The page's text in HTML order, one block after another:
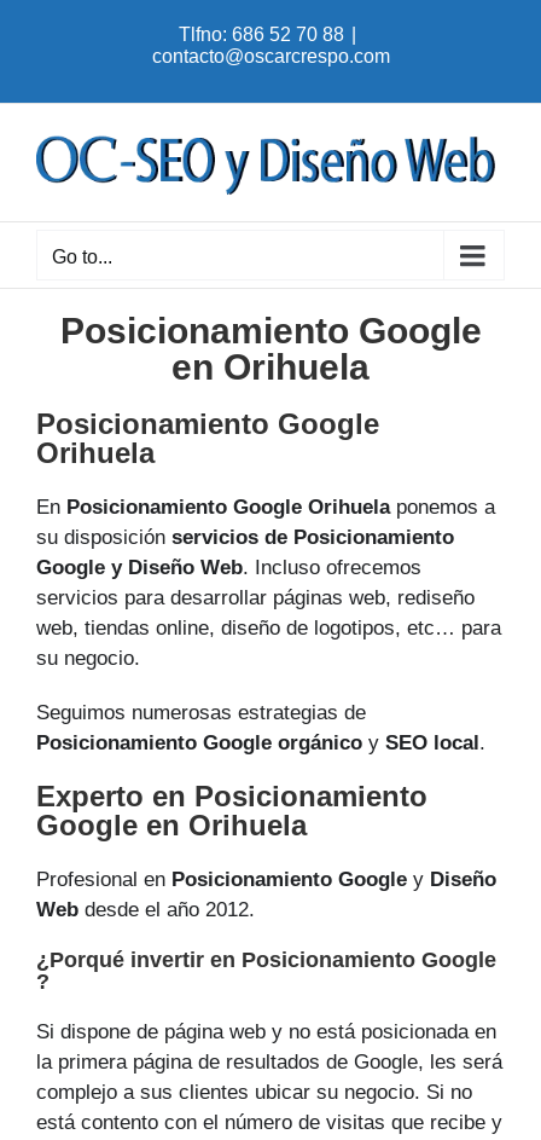
Tlfno: 686 52 70 88
contacto@oscarcrespo.com
Go to...
Posicionamiento Google
en Orihuela
Posicionamiento Google
Orihuela
En Posicionamiento Google Orihuelaponemos a
su disposición servicios de Posicionamiento
Google y Diseño Web. Incluso ofrecemos
servicios para desarrollar páginas web, rediseño
web, tiendas online, diseño de logotipos, etc… para
su negocio.
Seguimos numerosas estrategias de
Posicionamiento Google orgánico y SEO local .
Experto en Posicionamiento
Google en Orihuela
Profesional en Posicionamiento Google y Diseño
Web desde el año 2012.
¿Porqué invertir en Posicionamiento Google
?
Si dispone de página web y no está posicionada en
la primera página de resultados de Google, les será
complejo a sus clientes ubicar su negocio. Si no
está contento con el número de visitas que recibe y